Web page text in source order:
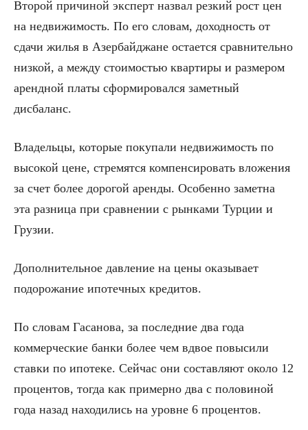
Второй причиной эксперт назвал резкий рост цен
на недвижимость. По его словам, доходность от
сдачи жилья в Азербайджане остается сравнительно
низкой, а между стоимостью квартиры и размером
арендной платы сформировался заметный
дисбаланс.
Владельцы, которые покупали недвижимость по
высокой цене, стремятся компенсировать вложения
за счет более дорогой аренды. Особенно заметна
эта разница при сравнении с рынками Турции и
Грузии.
Дополнительное давление на цены оказывает
подорожание ипотечных кредитов.
По словам Гасанова, за последние два года
коммерческие банки более чем вдвое повысили
ставки по ипотеке. Сейчас они составляют около 12
процентов, тогда как примерно два с половиной
года назад находились на уровне 6 процентов.